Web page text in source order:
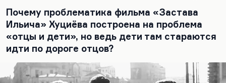
Почему проблематика фильма «Застава
Ильича» Хуциёва построена на проблема
«отцы и дети», но ведь дети там стараются
идти по дороге отцов?